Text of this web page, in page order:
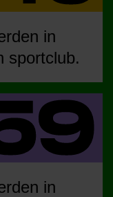
in
sportclub.
in